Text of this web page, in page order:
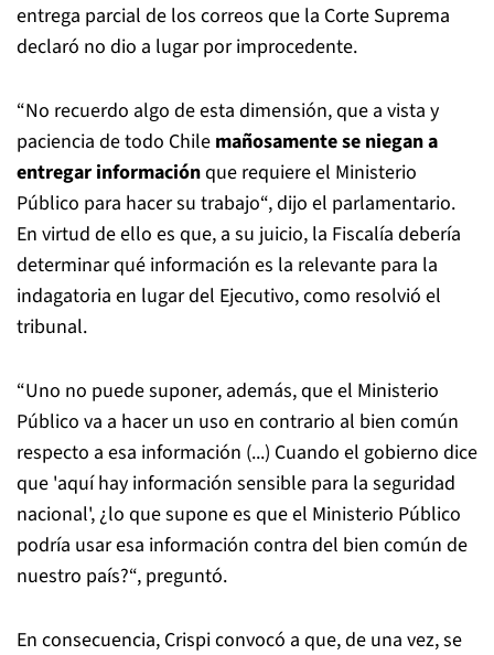
entrega parcial de los correos que la Corte Suprema
declaró no dio a lugar por improcedente.
“No recuerdo algo de esta dimensión, que a vista y
paciencia de todo Chile mañosamente se niegan a
entregar informaciónque requiere el Ministerio
Público para hacer su trabajo“, dijo el parlamentario.
En virtud de ello es que, a su juicio, la Fiscalía debería
determinar qué información es la relevante para la
indagatoria en lugar del Ejecutivo, como resolvió el
tribunal.
“Uno no puede suponer, además, que el Ministerio
Público va a hacer un uso en contrario al bien común
respecto a esa información (...) Cuando el gobierno dice
que 'aquí hay información sensible para la seguridad
nacional', ¿lo que supone es que el Ministerio Público
podría usar esa información contra del bien común de
nuestro país?“, preguntó.
En consecuencia, Crispi convocó a que, de una vez, se